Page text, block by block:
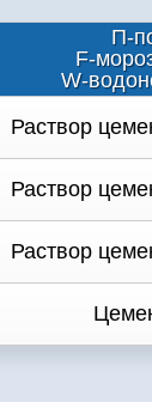
П-
F-
W-
Раствор
Раствор
Раствор